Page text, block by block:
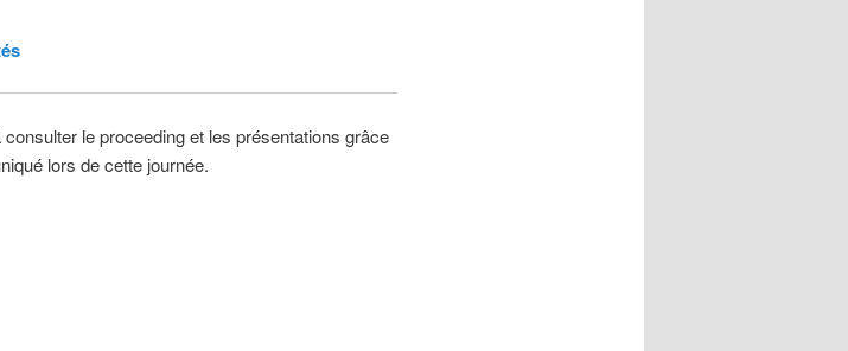
le proceeding et les présentations grâce
lors de cette journée.